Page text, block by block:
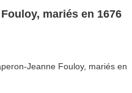
mariés en 1676